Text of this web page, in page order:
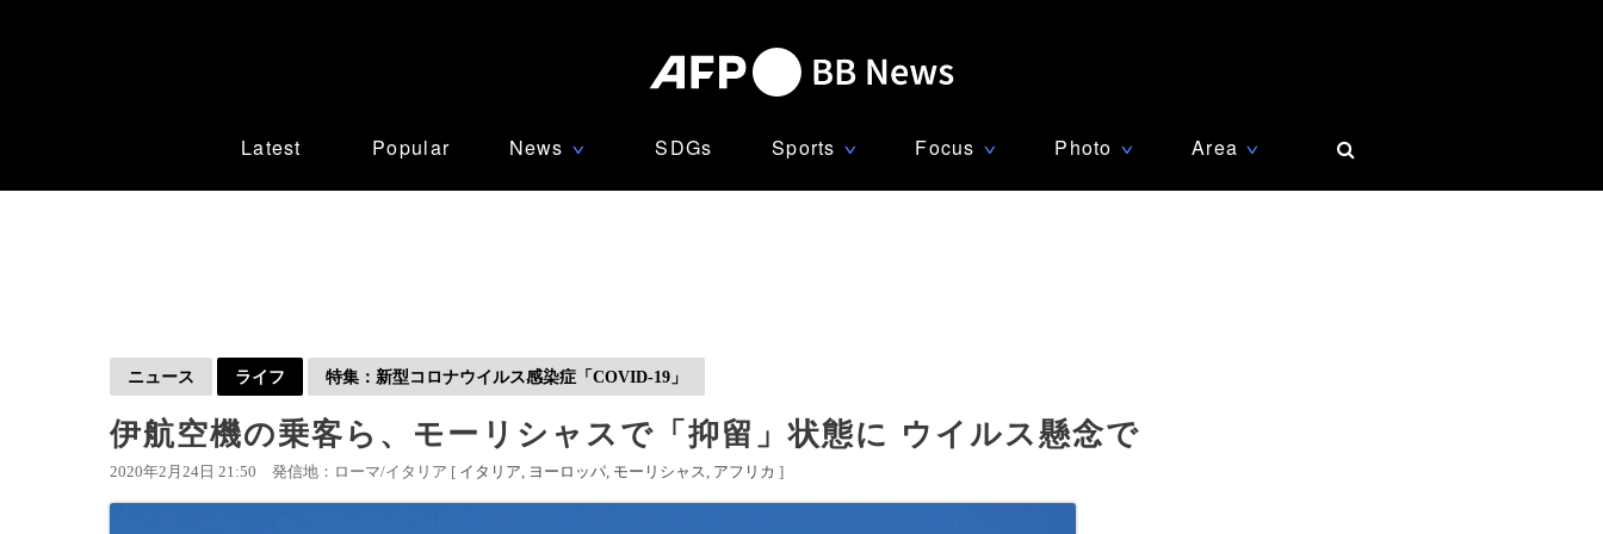
Latest Popular News ∨ SDGs Sports ∨ Focus ∨ Photo ∨ Area ∨
ニュース ライフ 特集：新型コロナウイルス感染症「COVID-19」
伊航空機の乗客ら、モーリシャスで「抑留」状態に ウイルス懸念で
2020年2月24日 21:50 発信地：ローマ/イタリア [ イタリア ヨーロッパ モーリシャス アフリカ ]